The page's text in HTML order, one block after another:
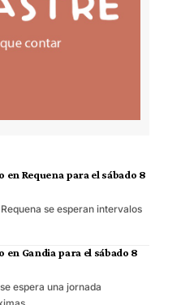
en Requena para el sábado 8
se esperan intervalos
en Gandia para el sábado 8
espera una jornada